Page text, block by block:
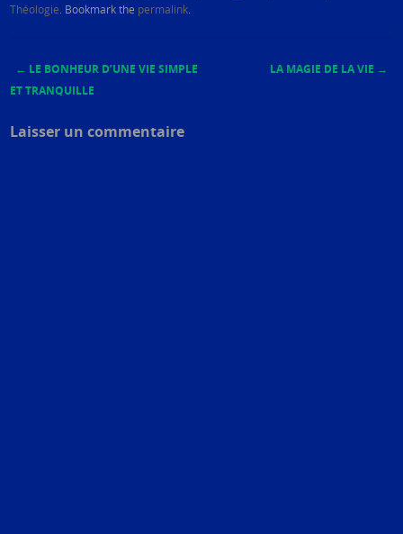
Théologie . Bookmark the permalink
Post navigation
← LE BONHEUR D’UNE VIE SIMPLE
ET TRANQUILLE
LA MAGIE DE LA VIE →
Laisser un commentaire